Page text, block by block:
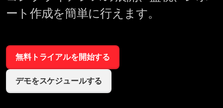
ート作成を簡単に行えます。
無料トライアルを開始する
デモをスケジュールする